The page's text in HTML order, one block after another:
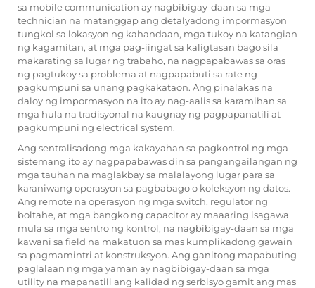
sa mobile communication ay nagbibigay-daan sa mga
technician na matanggap ang detalyadong impormasyon
tungkol sa lokasyon ng kahandaan, mga tukoy na katangian
ng kagamitan, at mga pag-iingat sa kaligtasan bago sila
makarating sa lugar ng trabaho, na nagpapabawas sa oras
ng pagtukoy sa problema at nagpapabuti sa rate ng
pagkumpuni sa unang pagkakataon. Ang pinalakas na
daloy ng impormasyon na ito ay nag-aalis sa karamihan sa
mga hula na tradisyonal na kaugnay ng pagpapanatili at
pagkumpuni ng electrical system.
Ang sentralisadong mga kakayahan sa pagkontrol ng mga
sistemang ito ay nagpapabawas din sa pangangailangan ng
mga tauhan na maglakbay sa malalayong lugar para sa
karaniwang operasyon sa pagbabago o koleksyon ng datos.
Ang remote na operasyon ng mga switch, regulator ng
boltahe, at mga bangko ng capacitor ay maaaring isagawa
mula sa mga sentro ng kontrol, na nagbibigay-daan sa mga
kawani sa field na makatuon sa mas kumplikadong gawain
sa pagmamintri at konstruksyon. Ang ganitong mapabuting
paglalaan ng mga yaman ay nagbibigay-daan sa mga
utility na mapanatili ang kalidad ng serbisyo gamit ang mas